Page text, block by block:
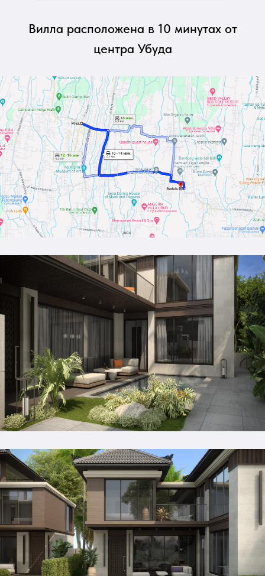
Вилла расположена в 10 минутах от
центра Убуда